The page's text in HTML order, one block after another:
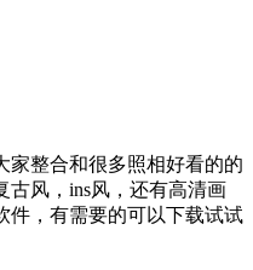
家整合和很多照相好看的的
古风，ins风，还有高清画
件，有需要的可以下载试试